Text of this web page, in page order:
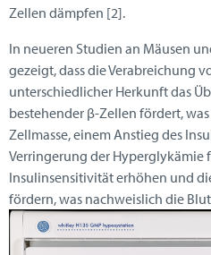
Zellen dämpfen [2].
In neueren Studien an Mäusen
gezeigt, dass die Verabreichung
unterschiedlicher Herkunft das
bestehender β-Zellen fördert,
Zellmasse, einem Anstieg des
Verringerung der Hyperglykämie
Insulinsensitivität erhöhen und
fördern, was nachweislich die